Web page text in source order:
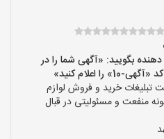
بگویید: «آگهی شما را در
اعلام کنید»
خرید و فروش لوازم
منفعت و مسئولیتی در قبال